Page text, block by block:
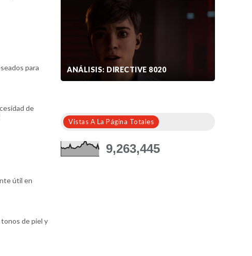
para
de
útil en
de piel y
ANÁLISIS: DIRECTIVE 8020
Vistas A La Página Totales
9,263,445